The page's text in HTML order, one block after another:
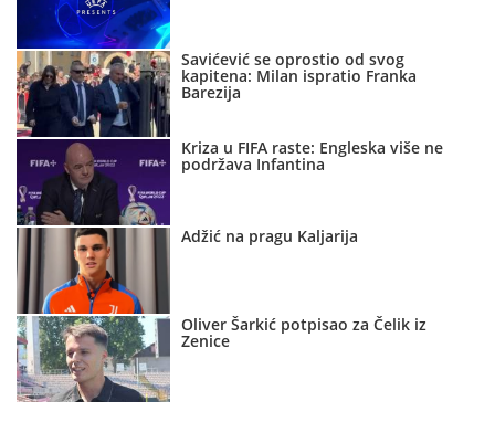
Savićević se oprostio od svog
kapitena: Milan ispratio Franka
Barezija
Kriza u FIFA raste: Engleska više ne
podržava Infantina
Adžić na pragu Kaljarija
Oliver Šarkić potpisao za Čelik iz
Zenice